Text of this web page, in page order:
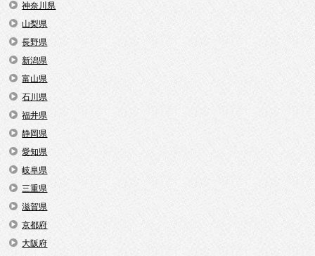
神奈川県
山梨県
長野県
新潟県
富山県
石川県
福井県
静岡県
愛知県
岐阜県
三重県
滋賀県
京都府
大阪府